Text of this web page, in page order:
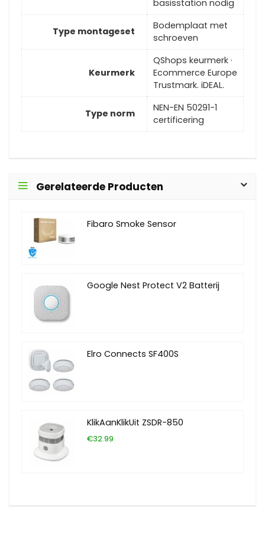
basisstation nodig
Type montageset
Bodemplaat met
schroeven
Keurmerk
QShops keurmerk ·
Ecommerce Europe
Trustmark. iDEAL.
Type norm
NEN-EN 50291-1
certificering
Gerelateerde Producten
Fibaro Smoke Sensor
Google Nest Protect V2 Batterij
Elro Connects SF400S
KlikAanKlikUit ZSDR-850
€32.99